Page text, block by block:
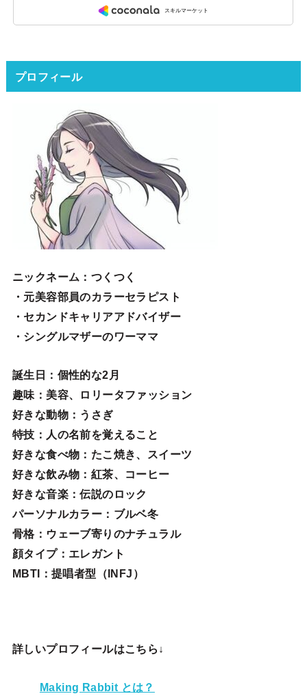
プロフィール
ニックネーム ：つくつく
・元美容部員のカラーセラピスト
・セカンドキャリアアドバイザー
・シングルマザーのワーママ
誕生日 ：個性的な2月
趣味 ：美容、ロリータファッション
好きな動物：うさぎ
特技 ：人の名前を覚えること
好きな食べ物 ：たこ焼き、スイーツ
好きな飲み物：紅茶、コーヒー
好きな音楽：伝説のロック
パーソナルカラー：ブルベ冬
骨格：ウェーブ寄りのナチュラル
顔タイプ：エレガン ト
MBTI：提唱者型（INFJ）
詳しいプロフィールはこちら↓
Making Rabbit とは？